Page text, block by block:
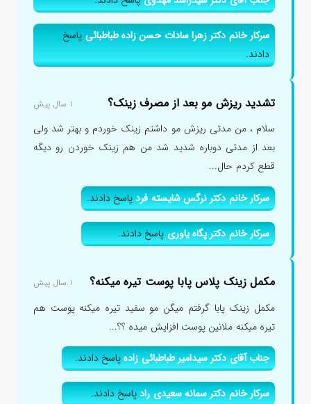
سرکار خانم دکتر زهرا سادات حسن زاده طباطبائی پاسخ
دادند.
تشدید ریزش مو بعد از مصرف زینک؟ ۱ سال پیش
سلام ، من مدتی ریزش مو داشتم زینک خوردم و بهتر شد ولی
بعد از مدتی دوباره شدید شد من هم زینک خوردن رو دیگه
قطع کردم حال...
سرکار خانم دکتر نرگس شایسته فردپاسخ دادند.
سرکار خانم دکتر پگاه یاوریپاسخ دادند.
مکمل زینک پلاس پابا پوست تیره میکنه؟ ۱ سال پیش
مکمل زینک پابا گرفتم میگن مو سفید تیره میکنه پوست هم
تیره میکنه ملانین پوست افزایش میده ؟؟...
جناب آقای دکتر سیدامیر طباطبائی زادهپاسخ دادند.
سرکار خانم دکتر سمانه سعیدی رادپاسخ دادند.